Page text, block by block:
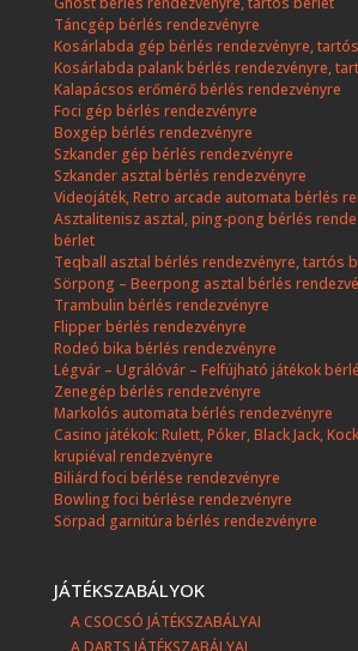
Táncgép bérlés rendezvényre
Kosárlabda gép bérlés rendezvényre,
Kosárlabda palank bérlés rendezvényre,
Kalapácsos erőmérő bérlés rendezvényre
Foci gép bérlés rendezvényre
Boxgép bérlés rendezvényre
Szkander gép bérlés rendezvényre
Szkander asztal bérlés rendezvényre
Videojáték, Retro arcade automata bérlés
Asztalitenisz asztal, ping-pong bérlés
bérlet
Teqball asztal bérlés rendezvényre, tartós
Sörpong – Beerpong asztal bérlés
Trambulin bérlés rendezvényre
Flipper bérlés rendezvényre
Rodeó bika bérlés rendezvényre
Légvár – Ugrálóvár – Felfújható játékok
Zenegép bérlés rendezvényre
Markolós automata bérlés rendezvényre
Casino játékok: Rulett, Póker, Black Jack,
krupiéval rendezvényre
Biliárd foci bérlése rendezvényre
Bowling foci bérlése rendezvényre
Sörpad garnitúra bérlés rendezvényre
JÁTÉKSZABÁLYOK
A CSOCSÓ JÁTÉKSZABÁLYAI
A DARTS JÁTÉKSZABÁLYAI